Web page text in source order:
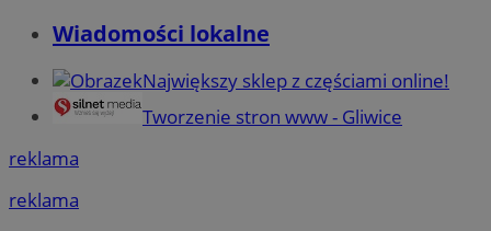
Wiadomości lokalne
Największy sklep z częściami online!
Tworzenie stron www - Gliwice
reklama
reklama